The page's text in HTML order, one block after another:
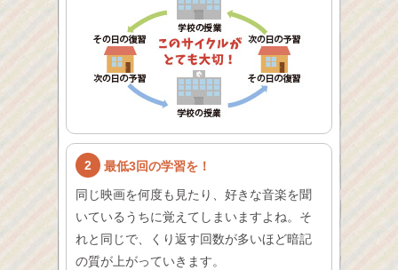
2
最低3回の学習を！
同じ映画を何度も見たり、好きな音楽を聞
いているうちに覚えてしまいますよね。そ
れと同じで、くり返す回数が多いほど暗記
の質が上がっていきます。